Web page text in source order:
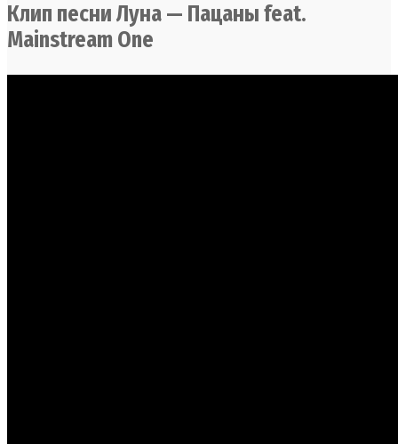
Клип песни Луна — Пацаны feat.
Mainstream One